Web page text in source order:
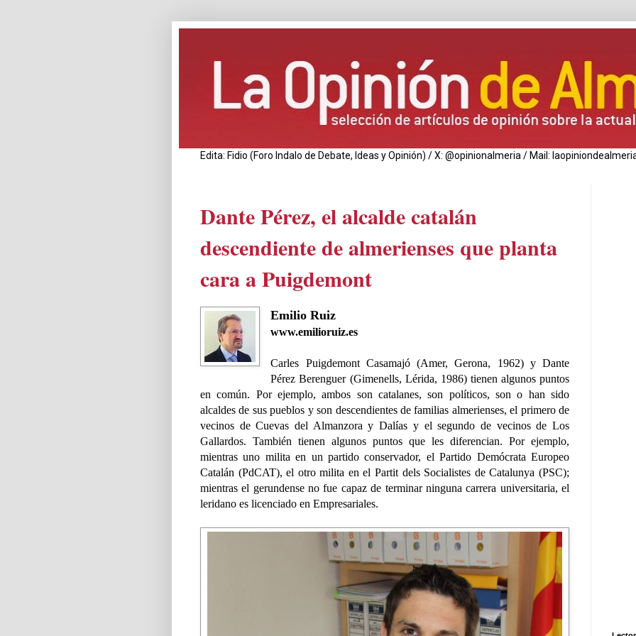
Edita: Fidio (Foro Indalo de Debate, Ideas y Opinión) / X: @opinionalmeria / Mail:
Dante Pérez, el alcalde catalán
descendiente de almerienses que planta
cara a Puigdemont
Emilio Ruiz
www.emilioruiz.es
Carles Puigdemont Casamajó (Amer, Gerona, 1962) y Dante
Pérez Berenguer (Gimenells, Lérida, 1986) tienen algunos puntos
en común. Por ejemplo, ambos son catalanes, son políticos, son o han sido
alcaldes de sus pueblos y son descendientes de familias almerienses, el primero de
vecinos de Cuevas del Almanzora y Dalías y el segundo de vecinos de Los
Gallardos. También tienen algunos puntos que les diferencian. Por ejemplo,
mientras uno milita en un partido conservador, el Partido Demócrata Europeo
Catalán (PdCAT), el otro milita en el Partit dels Socialistes de Catalunya (PSC);
mientras el gerundense no fue capaz de terminar ninguna carrera universitaria, el
leridano es licenciado en Empresariales.